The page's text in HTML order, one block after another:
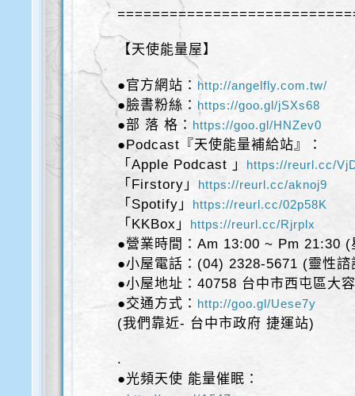
【天使能量屋】
●官方網站： http://angelfly.com.tw/
●臉書粉絲： https://goo.gl/jSXs68
●部 落 格： https://goo.gl/HNZev0
●Podcast『天使能量補給站』：
「Apple Podcast 」 https://reurl.cc/
「Firstory」 https://reurl.cc/aknoj9
「Spotify」 https://reurl.cc/02p58K
「KKBox」 https://reurl.cc/Rjrplx
●營業時間：Am 13:00 ~ Pm 21:30 (
●小屋電話：(04) 2328-5671 (靈性
●小屋地址：40758 台中市西屯區大
●交通方式： http://goo.gl/Uese7y
(我們靠近- 台中市政府 捷運站)
.
●光頻天使 能量催眠：